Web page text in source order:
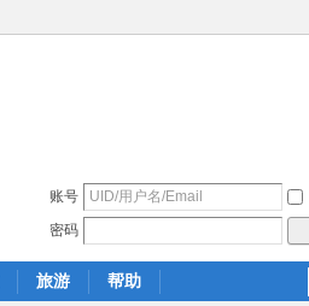
账号
密码
旅游 帮助